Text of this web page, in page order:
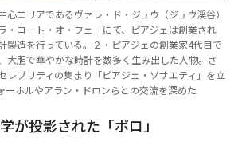
心エリアであるヴァレ・ド・ジュウ（ジュウ渓谷）
・コート・オ・フェ」にて、ピアジェは創業され
製造を行っている。２・ピアジェの創業家4代目で
大胆で華やかな時計を数多く生み出した人物。さ
レブリティの集まり「ピアジェ・ソサエティ」を立
ーホルやアラン・ドロンらとの交流を深めた
が投影された「ポロ」